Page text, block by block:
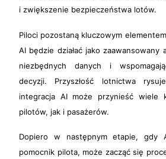
i zwiększenie bezpieczeństwa lotów.
Piloci pozostaną kluczowym
AI będzie działać jako zaawansowany
niezbędnych danych i
decyzji. Przyszłość lotnictwa
integracja AI może przynieść wiele
pilotów, jak i pasażerów.
Dopiero w następnym etapie, gdy
pomocnik pilota, może zacząć się